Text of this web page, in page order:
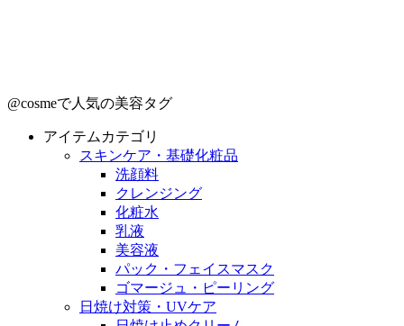
@cosmeで人気の美容タグ
アイテムカテゴリ
スキンケア・基礎化粧品
洗顔料
クレンジング
化粧水
乳液
美容液
パック・フェイスマスク
ゴマージュ・ピーリング
日焼け対策・UVケア